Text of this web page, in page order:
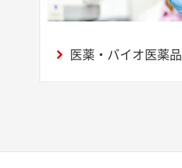
医薬・バイオ医薬品